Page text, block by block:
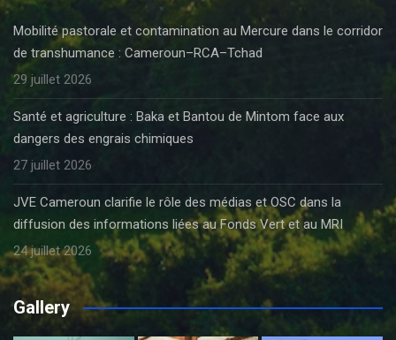
Mobilité pastorale et contamination au Mercure dans le corridor
de transhumance : Cameroun–RCA–Tchad
29 juillet 2026
Santé et agriculture : Baka et Bantou de Mintom face aux
dangers des engrais chimiques
27 juillet 2026
JVE Cameroun clarifie le rôle des médias et OSC dans la
diffusion des informations liées au Fonds Vert et au MRI
24 juillet 2026
Gallery